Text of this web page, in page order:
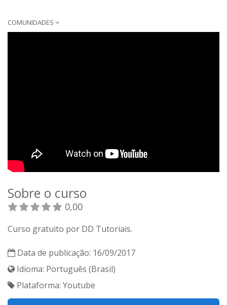
COMUNIDADES
Sobre o curso
0,00
Curso gratuito por DD Tutoriais.
Data de publicação: 16/09/2017
Idioma: Português (Brasil)
Plataforma: Youtube